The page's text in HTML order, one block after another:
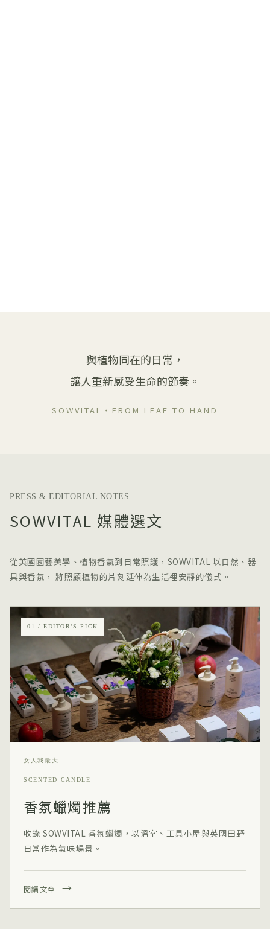
與植物同在的日常，
讓人重新感受生命的節奏。
SOWVITAL・FROM LEAF TO HAND
PRESS & EDITORIAL NOTES
SOWVITAL 媒體選文
從英國園藝美學、植物香氣到日常照護，SOWVITAL 以自然、器
具與香氛， 將照顧植物的片刻延伸為生活裡安靜的儀式。
01 / EDITOR'S PICK
女人我最大
SCENTED CANDLE
香氛蠟燭推薦
收錄 SOWVITAL 香氛蠟燭，以溫室、工具小屋與英國田野
日常作為氣味場景。
閱讀文章 →